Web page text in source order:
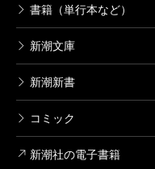
書籍（単行本など）
新潮文庫
新潮新書
コミック
新潮社の電子書籍